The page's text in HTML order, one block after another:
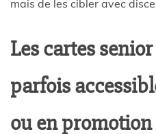
mais de les cibler avec
Les cartes
parfois
ou en promotion